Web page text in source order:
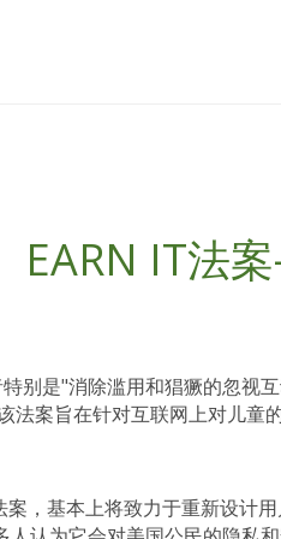
EARN IT法
别是"消除滥用和猖獗的忽视
法案旨在针对互联网上对儿童
，基本上将致力于重新设计